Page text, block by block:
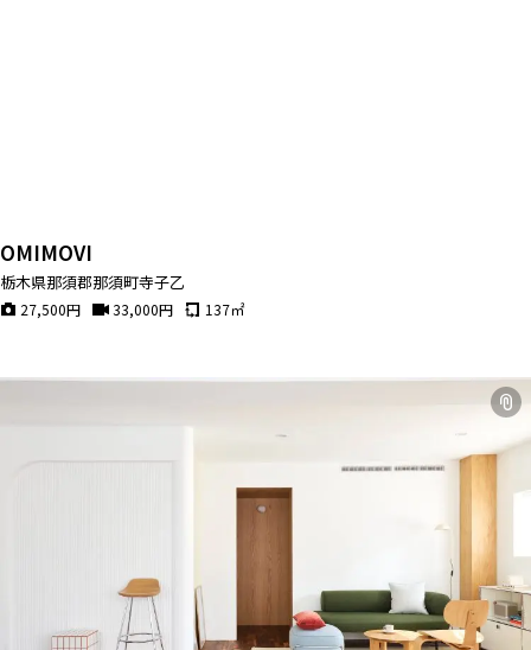
OMIMOVI
栃木県那須郡那須町寺子乙
27,500円 33,000円 137㎡